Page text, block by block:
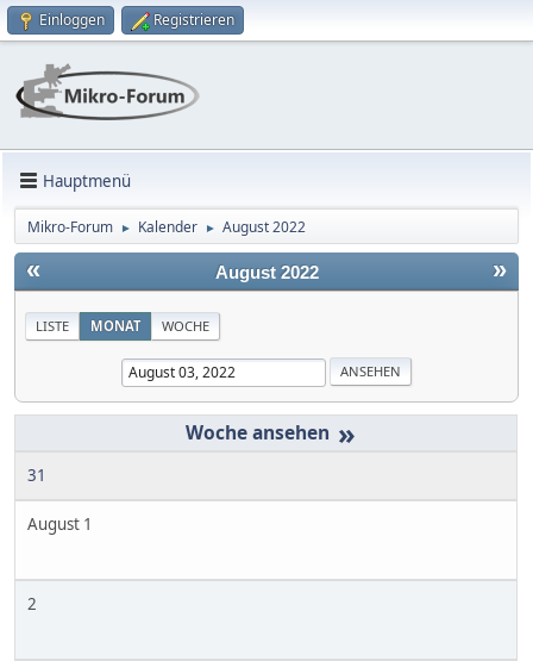
Einloggen Registrieren
Hauptmenü
Mikro-Forum ► Kalender ► August 2022
« »
August 2022
LISTE MONAT WOCHE
»
31
August 1
2